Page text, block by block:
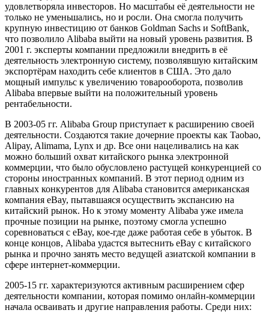
удовлетворяла инвесторов. Но масштабы её деятельности не
только не уменьшались, но и росли. Она смогла получить
крупную инвестицию от банков Goldman Sachs и SoftBank,
что позволило Alibaba выйти на новый уровень развития. В
2001 г. эксперты компании предложили внедрить в её
деятельность электронную систему, позволявшую китайским
экспортёрам находить себе клиентов в США. Это дало
мощный импульс к увеличению товарооборота, позволив
Alibaba впервые выйти на положительный уровень
рентабельности.
В 2003-05 гг. Alibaba Group приступает к расширению своей
деятельности. Создаются такие дочерние проекты как Taobao,
Alipay, Alimama, Lynx и др. Все они нацеливались на как
можно больший охват китайского рынка электронной
коммерции, что было обусловлено растущей конкуренцией со
стороны иностранных компаний. В этот период одним из
главных конкурентов для Alibaba становится американская
компания eBay, пытавшаяся осуществить экспансию на
китайский рынок. Но к этому моменту Alibaba уже имела
прочные позиции на рынке, поэтому смогла успешно
соревноваться с eBay, кое-где даже работая себе в убыток. В
конце концов, Alibaba удастся вытеснить eBay с китайского
рынка и прочно занять место ведущей азиатской компании в
сфере интернет-коммерции.
2005-15 гг. характеризуются активным расширением сфер
деятельности компании, которая помимо онлайн-коммерции
начала осваивать и другие направления работы. Среди них: